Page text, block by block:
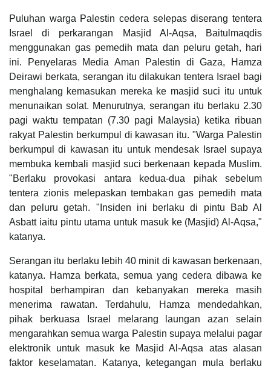
Puluhan warga Palestin cedera selepas diserang tentera
Israel di perkarangan Masjid Al-Aqsa, Baitulmaqdis
menggunakan gas pemedih mata dan peluru getah, hari
ini. Penyelaras Media Aman Palestin di Gaza, Hamza
Deirawi berkata, serangan itu dilakukan tentera Israel bagi
menghalang kemasukan mereka ke masjid suci itu untuk
menunaikan solat. Menurutnya, serangan itu berlaku 2.30
pagi waktu tempatan (7.30 pagi Malaysia) ketika ribuan
rakyat Palestin berkumpul di kawasan itu. "Warga Palestin
berkumpul di kawasan itu untuk mendesak Israel supaya
membuka kembali masjid suci berkenaan kepada Muslim.
"Berlaku provokasi antara kedua-dua pihak sebelum
tentera zionis melepaskan tembakan gas pemedih mata
dan peluru getah. "Insiden ini berlaku di pintu Bab Al
Asbatt iaitu pintu utama untuk masuk ke (Masjid) Al-Aqsa,"
katanya.
Serangan itu berlaku lebih 40 minit di kawasan berkenaan,
katanya. Hamza berkata, semua yang cedera dibawa ke
hospital berhampiran dan kebanyakan mereka masih
menerima rawatan. Terdahulu, Hamza mendedahkan,
pihak berkuasa Israel melarang laungan azan selain
mengarahkan semua warga Palestin supaya melalui pagar
elektronik untuk masuk ke Masjid Al-Aqsa atas alasan
faktor keselamatan. Katanya, ketegangan mula berlaku